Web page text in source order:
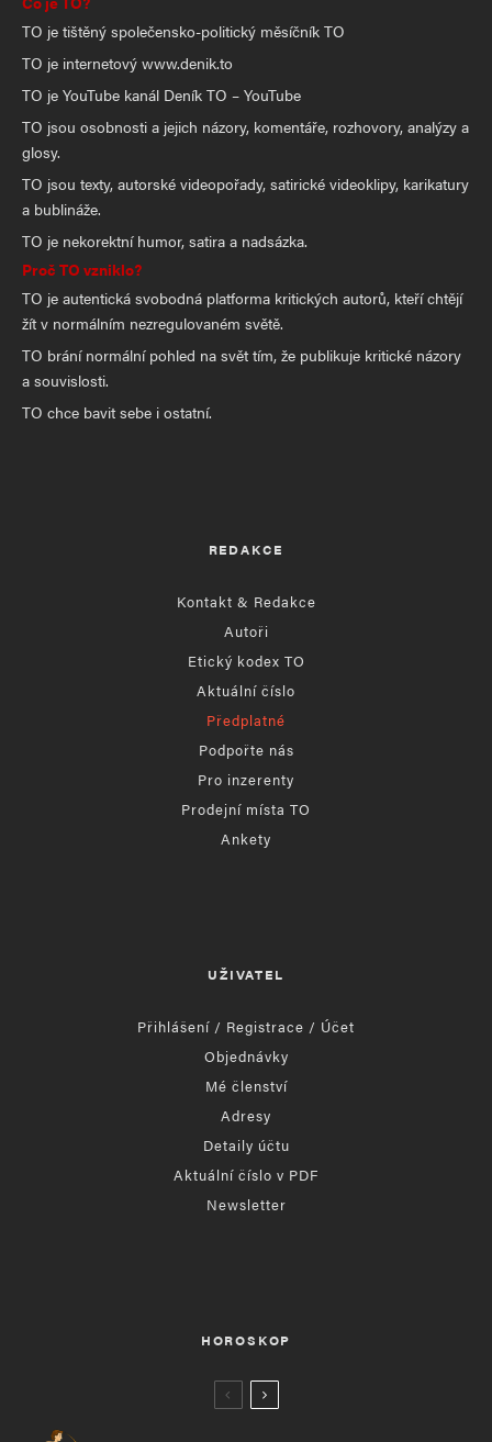
TO je tištěný společensko-politický měsíčník TO
TO je internetový www.denik.to
TO je YouTube kanál Deník TO – YouTube
TO jsou osobnosti a jejich názory, komentáře, rozhovory, analýzy a
glosy.
TO jsou texty, autorské videopořady, satirické videoklipy, karikatury
a bublináže.
TO je nekorektní humor, satira a nadsázka.
Proč TO vzniklo?
TO je autentická svobodná platforma kritických autorů, kteří chtějí
žít v normálním nezregulovaném světě.
TO brání normální pohled na svět tím, že publikuje kritické názory
a souvislosti.
TO chce bavit sebe i ostatní.
REDAKCE
Kontakt & Redakce
Autoři
Etický kodex TO
Aktuální číslo
Předplatné
Podpořte nás
Pro inzerenty
Prodejní místa TO
Ankety
UŽIVATEL
Přihlášení / Registrace / Účet
Objednávky
Mé členství
Adresy
Detaily účtu
Aktuální číslo v PDF
Newsletter
HOROSKOP